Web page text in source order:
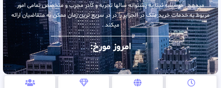
میدهد . موسسه ثبتا به پشتوانه سالها تجربه و کادر مجرب و متخصص تمامی امور
مربوط به خدمات خرید ملک در الجزایر را در در سریع ترین زمان ممکن به متقاضیان ارائه
میکند .
امروز مورخ: